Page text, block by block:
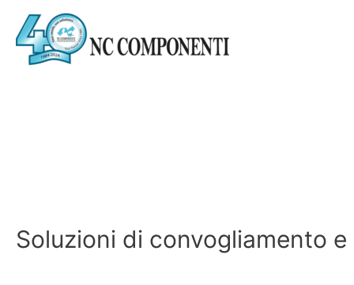
Soluzioni di convogliamento